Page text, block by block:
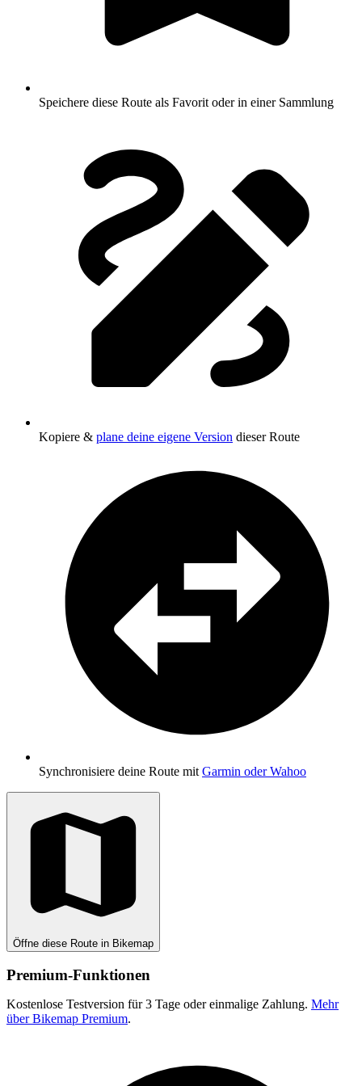
Speichere diese Route als Favorit oder in einer Sammlung
Kopiere & plane deine eigene Version dieser Route
Synchronisiere deine Route mit Garmin oder Wahoo
Öffne diese Route in Bikemap
Premium-Funktionen
Kostenlose Testversion für 3 Tage oder einmalige Zahlung. Mehr
über Bikemap Premium.